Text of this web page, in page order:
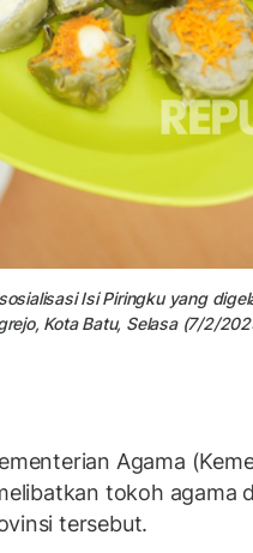
Isi Piringku yang
Kota Batu, Selasa (7/2/
Agama
tokoh agama
tersebut.